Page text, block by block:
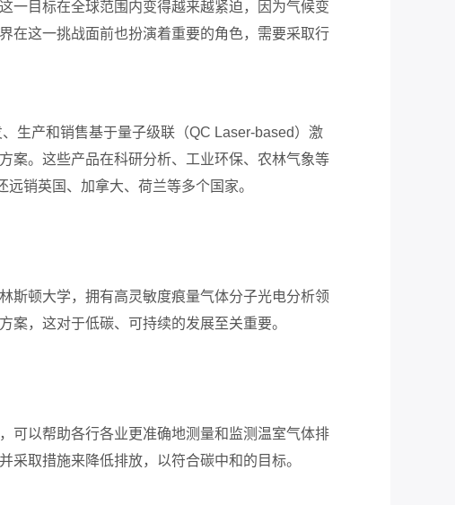
一目标在全球范围内变得越来越紧迫，因为气候变
在这一挑战面前也扮演着重要的角色，需要采取行
生产和销售基于量子级联（QC Laser-based）激
案。这些产品在科研分析、工业环保、农林气象等
销英国、加拿大、荷兰等多个国家。
斯顿大学，拥有高灵敏度痕量气体分子光电分析领
，这对于低碳、可持续的发展至关重要。
可以帮助各行各业更准确地测量和监测温室气体排
取措施来降低排放，以符合碳中和的目标。